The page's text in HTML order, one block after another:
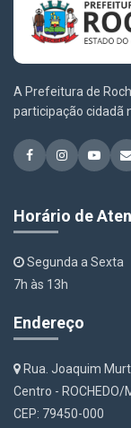
A Prefeitura de
participação cidadã
Horário de
Segunda a Sexta
7h às 13h
Endereço
Rua. Joaquim
Centro - ROCHEDO/
CEP: 79450-000